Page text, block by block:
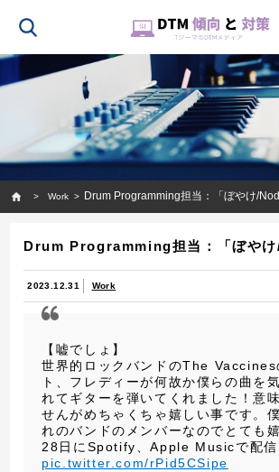
Work
Drum Programming担当：「ぼやけ/
Drum Programming担当：「ぼや
2023.12.31 Work
【嘘でしょ】
世界的ロックバンドのThe Vaccines
ト、フレディーが何故か僕らの曲を
れてギターを弾いてくれました！意
せんがめちゃくちゃ嬉しい事です。
れのバンドのメンバーなのでとても
28日にSpotify、Apple Musicで配信
pic.twitter.com/rPid5CSipe